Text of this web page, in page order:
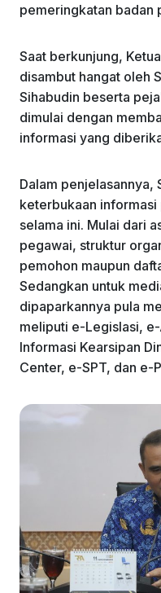
pemeringkatan badan
Saat berkunjung,
disambut hangat oleh
Sihabudin beserta
dimulai dengan
informasi yang
Dalam penjelasannya,
keterbukaan
selama ini. Mulai dari
pegawai, struktur
pemohon maupun
Sedangkan untuk
dipaparkannya pula
meliputi e-Legislasi,
Informasi Kearsipan
Center, e-SPT, dan e-